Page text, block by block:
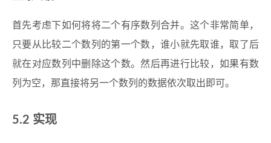
首先考虑下如何将将二个有序数列合并。这个非常简单，
只要从比较二个数列的第一个数，谁小就先取谁，取了后
就在对应数列中删除这个数。然后再进行比较，如果有数
列为空，那直接将另一个数列的数据依次取出即可。
实现